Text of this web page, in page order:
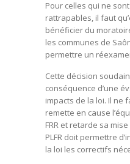
Pour celles qui ne
rattrapables, il faut
bénéficier du
les communes de
permettre un
Cette décision
conséquence d’une
impacts de la loi. Il ne
remette en cause
FRR et retarde sa
PLFR doit permettre
la loi les correctifs